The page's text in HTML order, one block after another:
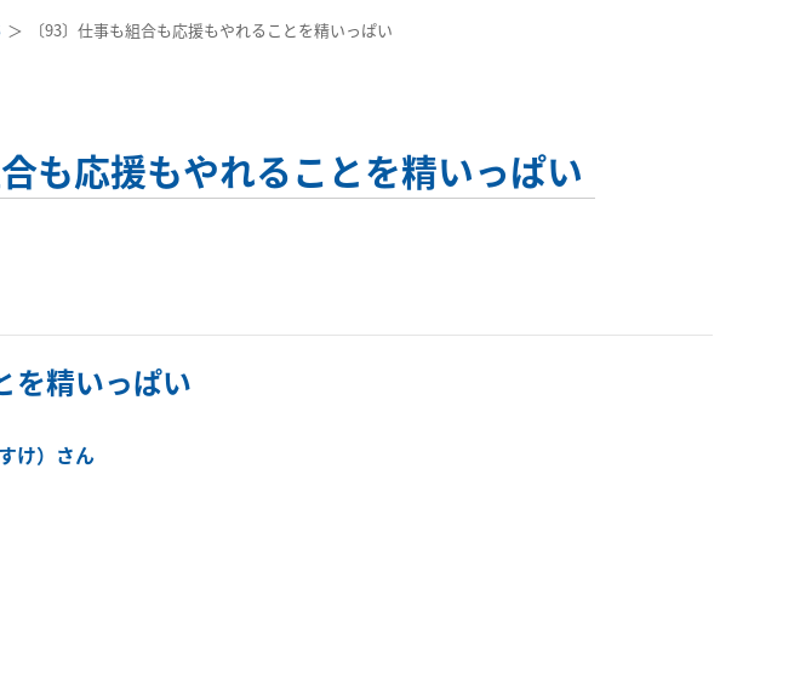
〔93〕仕事も組合も応援もやれることを精いっぱい
も応援もやれることを精いっぱい
を精いっぱい
け）さん